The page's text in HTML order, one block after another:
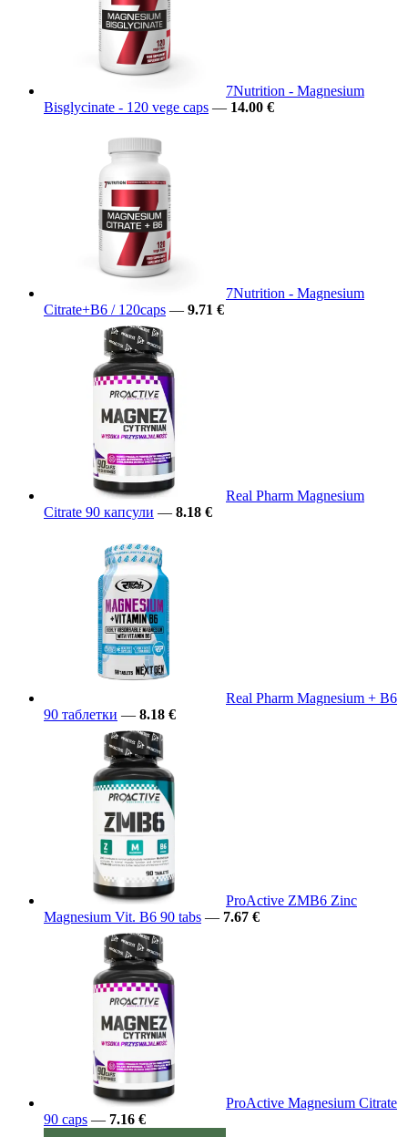
7Nutrition - Magnesium
Bisglycinate - 120 vege caps — 14.00 €
7Nutrition - Magnesium
Citrate+B6 / 120caps — 9.71 €
Real Pharm Magnesium
Citrate 90 капсули — 8.18 €
Real Pharm Magnesium + B6
90 таблетки — 8.18 €
ProActive ZMB6 Zinc
Magnesium Vit. B6 90 tabs — 7.67 €
ProActive Magnesium Citrate
90 caps — 7.16 €